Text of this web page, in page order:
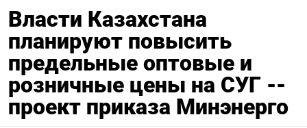
Власти Казахстана
планируют повысить
предельные оптовые и
розничные цены на СУГ --
проект приказа Минэнерго